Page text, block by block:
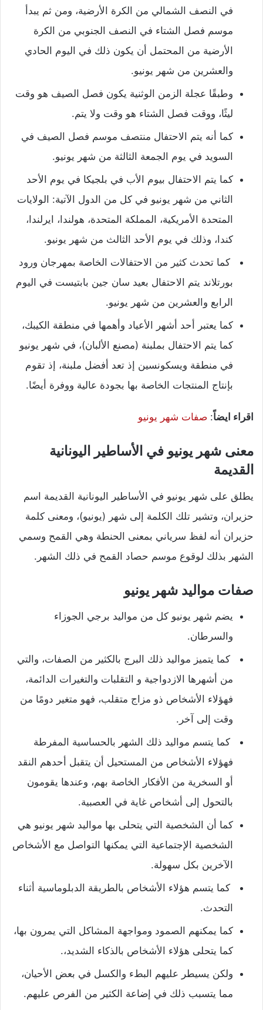
في النصف الشمالي من الكرة الأرضية، ومن ثم يبدأ
موسم فصل الشتاء في النصف الجنوبي من الكرة
الأرضية من المحتمل أن يكون ذلك في اليوم الحادي
والعشرين من شهر يونيو.
وطبقًا عجلة الزمن الوثنية يكون فصل الصيف هو وقت
ليثًا، ووقت فصل الشتاء هو وقت ولا يتم.
كما أنه يتم الاحتفال منتصف موسم فصل الصيف في
السويد في يوم الجمعة الثالثة من شهر يونيو.
كما يتم الاحتفال بيوم الأب في بلجيكا في يوم الأحد
الثاني من شهر يونيو في كل من الدول الآتية: الولايات
المتحدة الأمريكية، المملكة المتحدة، هولندا، ايرلندا،
كندا، وذلك في يوم الأحد الثالث من شهر يونيو.
كما تحدث كثير من الاحتفالات الخاصة بمهرجان ورود
بورتلاند يتم الاحتفال بعيد سان جين بابتيست في اليوم
الرابع والعشرين من شهر يونيو.
كما يعتبر أحد أشهر الأعياد وأهمها في منطقة الكيبك،
كما يتم الاحتفال بملبنة (مصنع الألبان)، في شهر يونيو
في منطقة ويسكونسين إذ تعد أفضل ملبنة، إذ تقوم
بإنتاج المنتجات الخاصة بها بجودة عالية ووفرة أيضًا.
اقراء ايضاً: صفات شهر يونيو
معنى شهر يونيو في الأساطير اليونانية
القديمة
يطلق على شهر يونيو في الأساطير اليونانية القديمة اسم
حزيران، وتشير تلك الكلمة إلى شهر (يونيو)، ومعنى كلمة
حزيران أنه لفظ سرياني بمعنى الحنطة وهي القمح وسمي
الشهر بذلك لوقوع موسم حصاد القمح في ذلك الشهر.
صفات مواليد شهر يونيو
يضم شهر يونيو كل من مواليد برجي الجوزاء
والسرطان.
كما يتميز مواليد ذلك البرج بالكثير من الصفات، والتي
من أشهرها الازدواجية و التقلبات والتغيرات الدائمة،
فهؤلاء الأشخاص ذو مزاج متقلب، فهو متغير دومًا من
وقت إلى آخر.
كما يتسم مواليد ذلك الشهر بالحساسية المفرطة
فهؤلاء الأشخاص من المستحيل أن يتقبل أحدهم النقد
أو السخرية من الأفكار الخاصة بهم، وعندها يقومون
بالتحول إلى أشخاص غاية في العصبية.
كما أن الشخصية التي يتحلى بها مواليد شهر يونيو هي
الشخصية الإجتماعية التي يمكنها التواصل مع الأشخاص
الآخرين بكل سهولة.
كما يتسم هؤلاء الأشخاص بالطريقة الدبلوماسية أثناء
التحدث.
كما يمكنهم الصمود ومواجهة المشاكل التي يمرون بها،
كما يتحلى هؤلاء الأشخاص بالذكاء الشديد،.
ولكن يسيطر عليهم البطء والكسل في بعض الأحيان،
مما يتسبب ذلك في إضاعة الكثير من الفرص عليهم.